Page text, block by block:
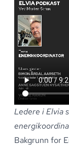
Ledere i Elvia
Bakgrunn for